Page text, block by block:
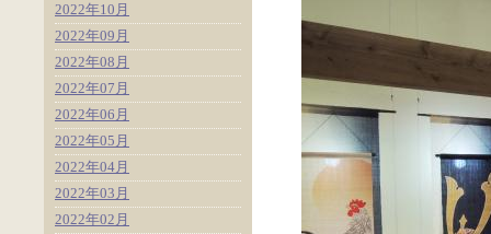
2022年10月
2022年09月
2022年08月
2022年07月
2022年06月
2022年05月
2022年04月
2022年03月
2022年02月